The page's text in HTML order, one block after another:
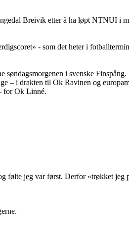
Breivik etter å ha løpt NTNUI i
- som det heter i
i svenske
– i drakten til Ok Ravinen og
for Ok Linné.
følte jeg var først. Derfor «trøkket jeg